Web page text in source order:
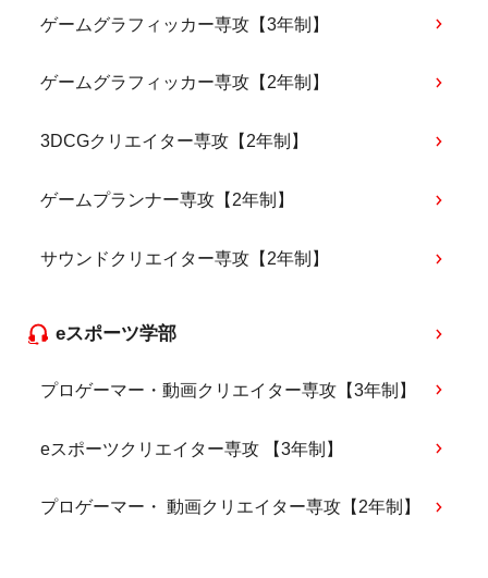
ゲームグラフィッカー専攻【3年制】
ゲームグラフィッカー専攻【2年制】
3DCGクリエイター専攻【2年制】
ゲームプランナー専攻【2年制】
サウンドクリエイター専攻【2年制】
eスポーツ学部
プロゲーマー・動画クリエイター専攻【3年制】
eスポーツクリエイター専攻 【3年制】
プロゲーマー・ 動画クリエイター専攻【2年制】